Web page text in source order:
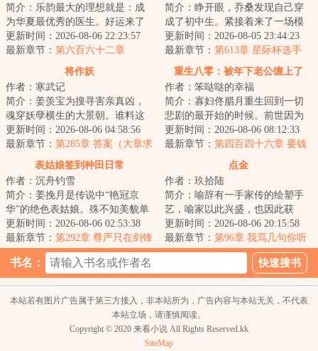
简介：乐韵最大的理想就是：成
为华夏最优秀的医生。好运来了
挡不住，高考前无意间开启一个
系统，双眼获得...
更新时间：2026-08-06 22:23:57
最新章节： 第六百六十二章
简介：睁开眼，乔桑发现自己穿
成了初中生。紧接着来了一场模
拟考。毕业她怕了吗？她怕
了……这考的都什么...
更新时间：2026-08-05 23:44:23
最新章节： 第613章 星际杯选手
（二合一）
将作妖
作者：寒武记
简介：姜羡宝为搜寻害亲真凶，
魂穿妖孽横生的大景朝。谁料这
里破案，不看证据，只靠卦师！
这不巧了嘛？！...
更新时间：2026-08-06 04:58:56
最新章节： 第285章 答案（大章求
重生八零：被年下老公缠上了
作者：笨哒哒的幸福
简介：寡妇佟腊月重生回到一切
悲剧的最开始的时候。前世因为
改嫁宋大龙，踏上了一条不归
路。重生归来的第...
更新时间：2026-08-06 08:12:33
最新章节： 第四百四十六章 要钱
没有，要命一条
表姑娘签到种田日常
作者：沉舟钓雪
简介：姜挽月是传说中“艳冠京
华”的绝色表姑娘。殊不知美貌单
出从来都是死局。想打破死局，
要么有挂，要...
更新时间：2026-08-06 02:53:38
最新章节： 第292章 尊严只在剑锋
点金
作者：玖拾陆
简介：喻辞有一手家传的绘塑手
艺，喻家以此兴盛，也因此获
罪，死的死、流放的流放。为得
旧事真相，喻辞赶...
更新时间：2026-08-06 20:15:58
最新章节： 第96章 我骂几句你听
听？（两更合一求月票）
书名：
本站若有图片广告属于第三方接入，非本站所为，广告内容与本站无关，不代表
本站立场，请谨慎阅读。
Copyright © 2020 来看小说 All Rights Reserved.kk
SiteMap